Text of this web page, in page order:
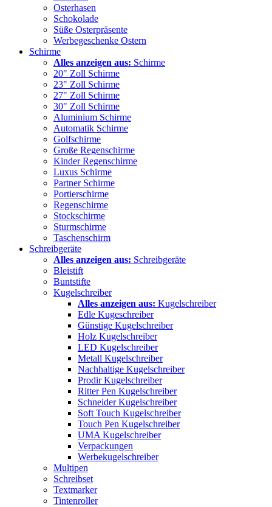
Osterhasen
Schokolade
Süße Osterpräsente
Werbegeschenke Ostern
Schirme
Alles anzeigen aus: Schirme
20" Zoll Schirme
23" Zoll Schirme
27" Zoll Schirme
30" Zoll Schirme
Aluminium Schirme
Automatik Schirme
Golfschirme
Große Regenschirme
Kinder Regenschirme
Luxus Schirme
Partner Schirme
Portierschirme
Regenschirme
Stockschirme
Sturmschirme
Taschenschirm
Schreibgeräte
Alles anzeigen aus: Schreibgeräte
Bleistift
Buntstifte
Kugelschreiber
Alles anzeigen aus: Kugelschreiber
Edle Kugeschreiber
Günstige Kugelschreiber
Holz Kugelschreiber
LED Kugelschreiber
Metall Kugelschreiber
Nachhaltige Kugelschreiber
Prodir Kugelschreiber
Ritter Pen Kugelschreiber
Schneider Kugelschreiber
Soft Touch Kugelschreiber
Touch Pen Kugelschreiber
UMA Kugelschreiber
Verpackungen
Werbekugelschreiber
Multipen
Schreibset
Textmarker
Tintenroller